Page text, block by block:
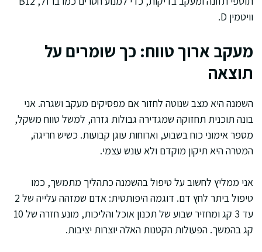
וויטמין D.
מעקב ארוך טווח: כך שומרים על
תוצאה
השמנה היא מצב שנוטה לחזור אם מפסיקים מעקב ושגרה. אני
בונה תוכנית תחזוקה שמגדירה גבולות גזרה, למשל טווח משקל,
מספר אימוני כוח בשבוע, וארוחות עוגן קבועות. כשיש חריגה,
המטרה היא תיקון מוקדם ולא עונש עצמי.
אני ממליץ לחשוב על טיפול בהשמנה כתהליך מתמשך, כמו
טיפול ביתר לחץ דם. דוגמה היפותטית: אדם שמזהה עלייה של 2
עד 3 קג ומחזיר שבוע של תכנון אוכל והליכות, מונע חזרה של 10
קג בהמשך. הפעולות הקטנות האלה יוצרות יציבות.